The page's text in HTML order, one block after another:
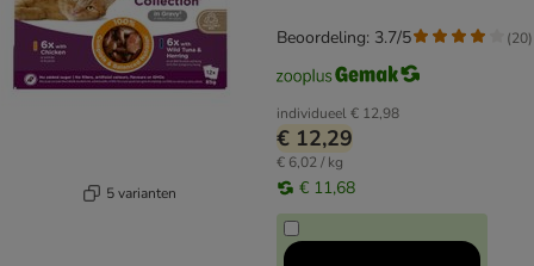
5 varianten
individueel€ 12,98
€ 12,29
€ 6,02 / kg
€ 11,68
Beoordeling: 3.7/5 (20)